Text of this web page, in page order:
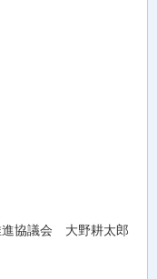
進協議会 大野耕太郎